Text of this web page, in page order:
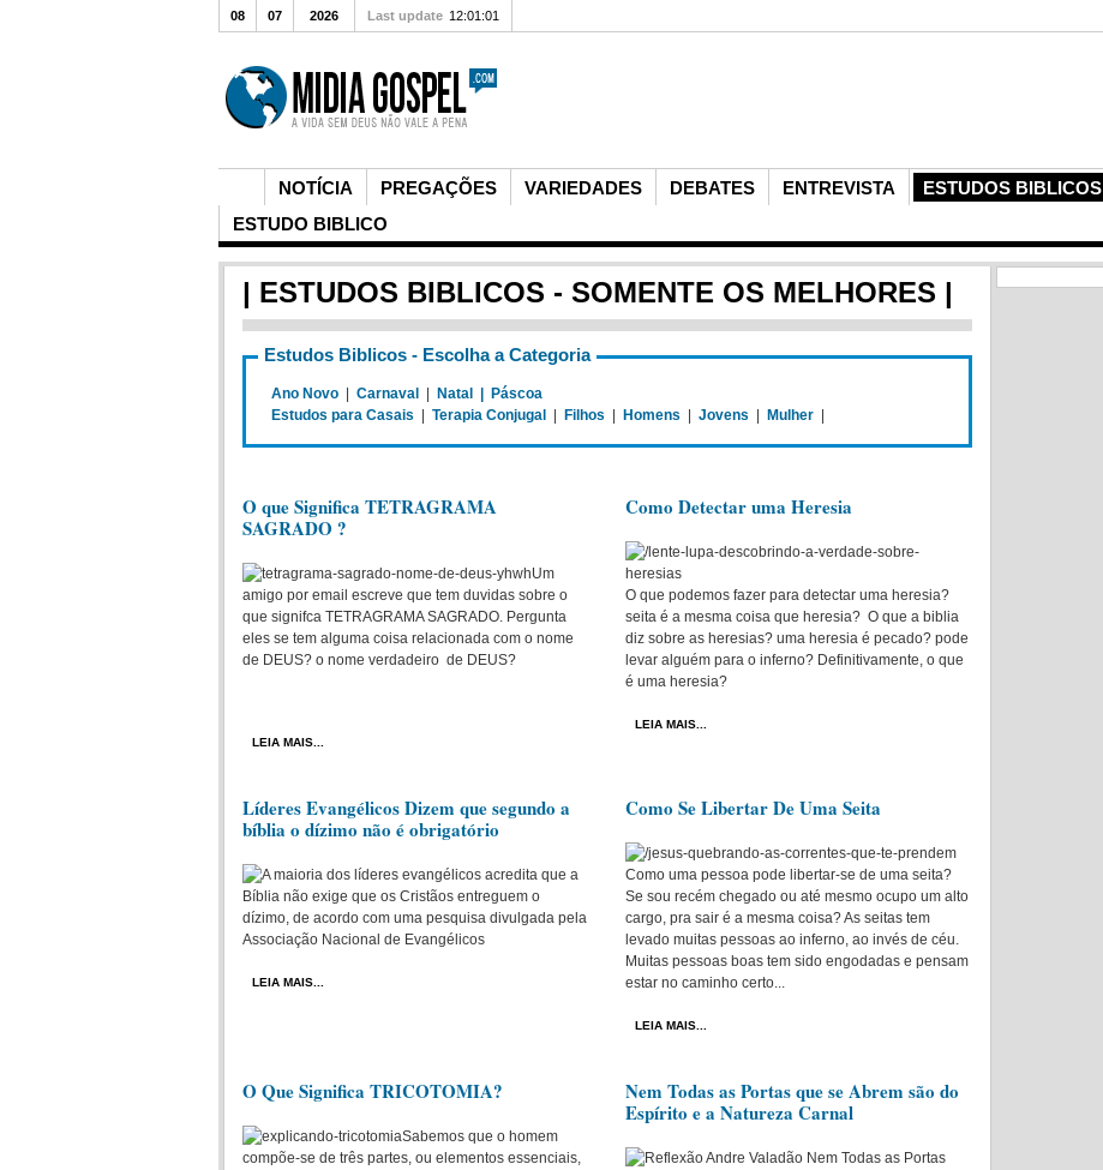
NOTÍCIA PREGAÇÕES VARIEDADES DEBATES ENTREVISTA ESTUDOS BIBLICOS
ESTUDO BIBLICO
08 07 2026 Last update 12:01:01
| ESTUDOS BIBLICOS - SOMENTE OS MELHORES |
Estudos Biblicos - Escolha a Categoria
Ano Novo Carnaval Natal |
Páscoa
Estudos para Casais
Terapia Conjugal Filhos Homens Jovens Mulher
O que Significa TETRAGRAMA
SAGRADO ?
Um
amigo por email escreve que tem duvidas sobre o
que signifca TETRAGRAMA SAGRADO. Pergunta
eles se tem alguma coisa relacionada com o nome
de DEUS? o nome verdadeiro de DEUS?
LEIA MAIS...
Como Detectar uma Heresia
O que podemos fazer para detectar uma heresia?
seita é a mesma coisa que heresia? O que a biblia
diz sobre as heresias? uma heresia é pecado? pode
levar alguém para o inferno? Definitivamente, o que
é uma heresia?
LEIA MAIS...
Líderes Evangélicos Dizem que segundo a
bíblia o dízimo não é obrigatório
A maioria dos líderes evangélicos acredita que a
Bíblia não exige que os Cristãos entreguem o
dízimo, de acordo com uma pesquisa divulgada pela
Associação Nacional de Evangélicos
LEIA MAIS...
Como Se Libertar De Uma Seita
Como uma pessoa pode libertar-se de uma seita?
Se sou recém chegado ou até mesmo ocupo um alto
cargo, pra sair é a mesma coisa? As seitas tem
levado muitas pessoas ao inferno, ao invés de céu.
Muitas pessoas boas tem sido engodadas e pensam
estar no caminho certo...
LEIA MAIS...
O Que Significa TRICOTOMIA?
Sabemos que o homem
compõe-se de três partes, ou elementos essenciais,
Nem Todas as Portas que se Abrem são do
Espírito e a Natureza Carnal